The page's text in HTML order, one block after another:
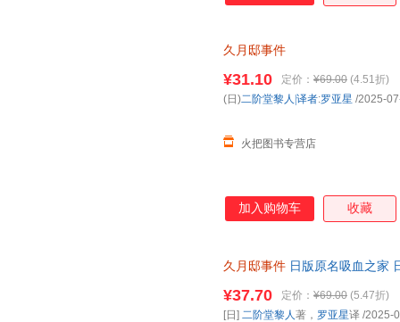
久月邸事件
¥31.10 定价： ¥69.00 (4.51折)
火把图书专营店
(日)二阶堂黎人|译者:罗亚星 /2025-
加入购物车 收藏
久月邸事件 日版原名吸血之家
子发票
¥37.70 定价： ¥69.00 (5.47折)
[日] 二阶堂黎人著， 罗亚星译 /2025-